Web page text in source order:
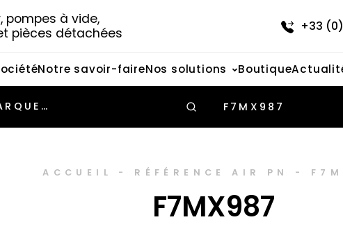
pompes à vide,
pièces détachées
+33
Notre savoir-faireNos solutions Boutique
F7MX987
ACCUEIL - RÉFÉRENCE AIR PN -
F7MX987